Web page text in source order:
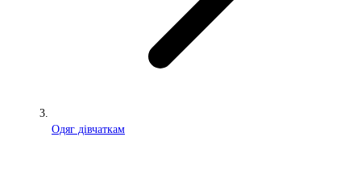
Одяг дівчаткам